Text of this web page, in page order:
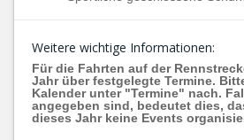
Weitere wichtige Informationen:
Für die Fahrten auf der
Jahr über festgelegte Termine.
Kalender unter "Termine" nach.
angegeben sind, bedeutet dies,
dieses Jahr keine Events